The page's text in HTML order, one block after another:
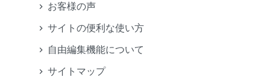
お客様の声
サイトの便利な使い方
自由編集機能について
サイトマップ